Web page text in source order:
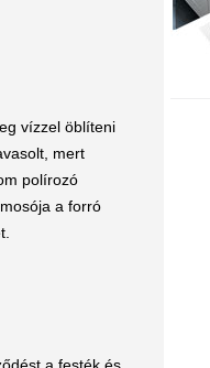
vízzel öblíteni
mert
polírozó
a forró